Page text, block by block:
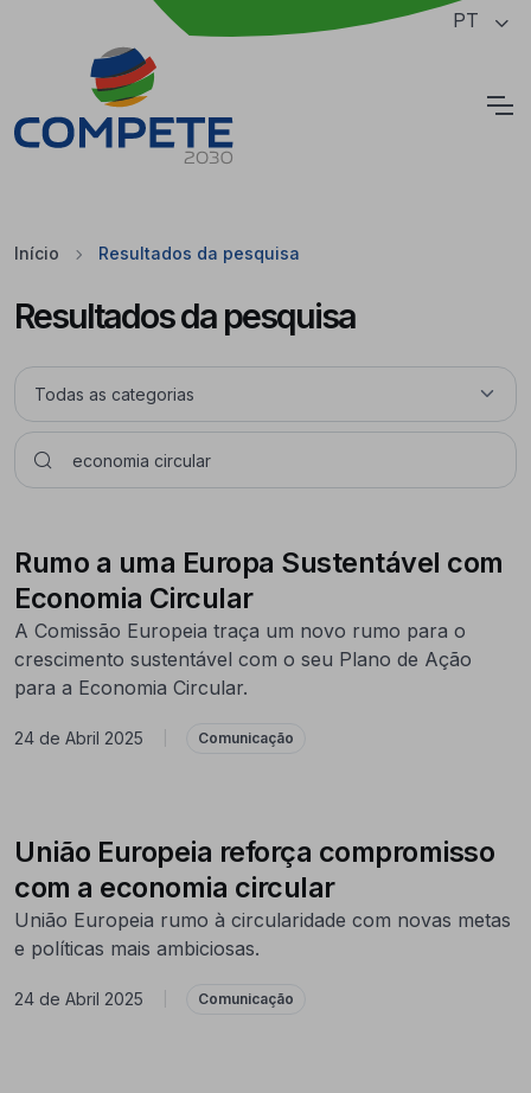
Saltar para o conteúdo principal da página PT
Início Resultados da pesquisa
Resultados da pesquisa
Rumo a uma Europa Sustentável com
Economia Circular
A Comissão Europeia traça um novo rumo para o
crescimento sustentável com o seu Plano de Ação
para a Economia Circular.
24 de Abril 2025 Comunicação
União Europeia reforça compromisso
com a economia circular
União Europeia rumo à circularidade com novas metas
e políticas mais ambiciosas.
24 de Abril 2025 Comunicação